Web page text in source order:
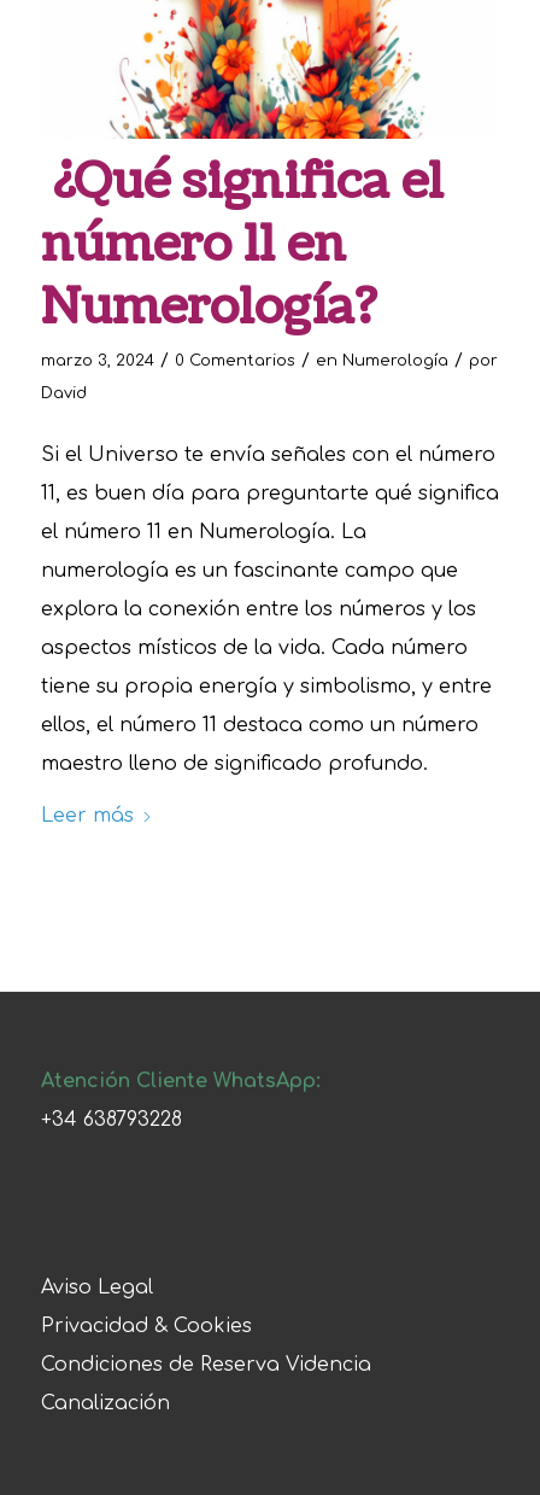
¿Qué significa el
número 11 en
Numerología?
marzo 3, 2024 / 0 Comentarios / en Numerología / por
David
Si el Universo te envía señales con el número
11, es buen día para preguntarte qué significa
el número 11 en Numerología. La
numerología es un fascinante campo que
explora la conexión entre los números y los
aspectos místicos de la vida. Cada número
tiene su propia energía y simbolismo, y entre
ellos, el número 11 destaca como un número
maestro lleno de significado profundo.
Leer más
Atención Cliente WhatsApp:
+34 638793228
Aviso Legal
Privacidad & Cookies
Condiciones de Reserva Videncia
Canalización